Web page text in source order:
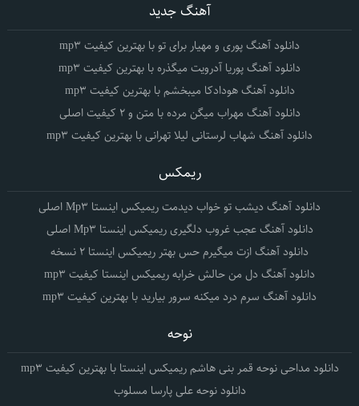
آهنگ جدید
دانلود آهنگ پوری و مهیار برای تو با بهترین کیفیت mp3
دانلود آهنگ پوریا آدرویت میگذره با بهترین کیفیت mp3
دانلود آهنگ هودادکا میبخشم با بهترین کیفیت mp3
دانلود آهنگ مهراب میگن مرده با متن و 2 کیفیت اصلی
دانلود آهنگ شهاب لرستانی لیلا تهرانی با بهترین کیفیت mp3
ریمکس
دانلود آهنگ دیشب تو خواب دیدمت ریمیکس اینستا Mp3 اصلی
دانلود آهنگ عجب غروب دلگیری ریمیکس اینستا Mp3 اصلی
دانلود آهنگ ازت میگیرم حس بهتر ریمیکس اینستا 2 نسخه
دانلود آهنگ دل من حالش خرابه ریمیکس اینستا کیفیت mp3
دانلود آهنگ سرم درد میکنه سرور بیارید با بهترین کیفیت mp3
نوحه
دانلود مداحی نوحه قمر بنی هاشم ریمیکس اینستا با بهترین کیفیت mp3
دانلود نوحه علی پارسا مسلوب